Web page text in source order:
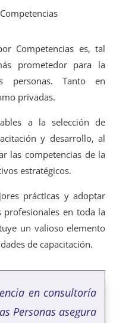
Competencias es, tal
prometedor para la
personas. Tanto en
privadas.
a la selección de
y desarrollo, al
las competencias de la
estratégicos.
prácticas y adoptar
profesionales en toda la
un valioso elemento
de capacitación.
en consultoría
Personas asegura